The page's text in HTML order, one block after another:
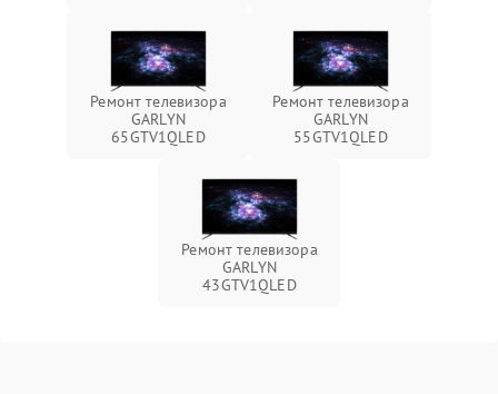
Ремонт телевизора
GARLYN
65GTV1QLED
Ремонт телевизора
GARLYN
55GTV1QLED
Ремонт телевизора
GARLYN
43GTV1QLED